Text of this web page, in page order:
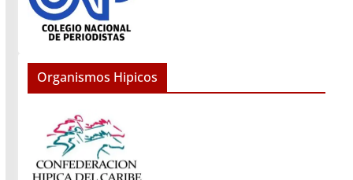
Organismos Hipicos